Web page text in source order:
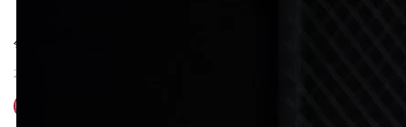
领克首发车位到车位来了！领克900城市智驾实测
2026-01-09